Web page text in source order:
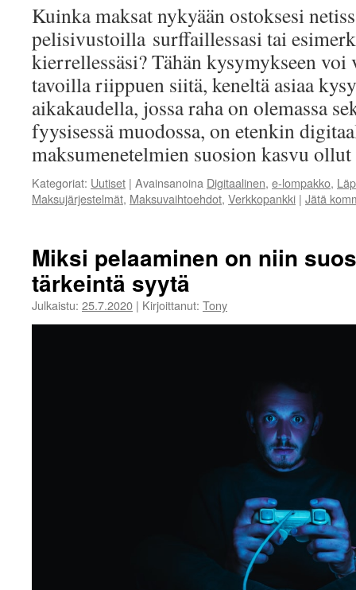
Kuinka maksat nykyään ostoksesi
pelisivustoilla surffaillessasi tai
kierrellessäsi? Tähän kysymykseen
tavoilla riippuen siitä, keneltä asiaa
aikakaudella, jossa raha on olemassa
fyysisessä muodossa, on etenkin
maksumenetelmien suosion kasvu
Kategoriat: Uutiset | Avainsanoina Digitaalinen, e-lompakko,
Maksujärjestelmät, Maksuvaihtoehdot, Verkkopankki | Jätä
Miksi pelaaminen on niin
tärkeintä syytä
Julkaistu: 25.7.2020 | Kirjoittanut: Tony